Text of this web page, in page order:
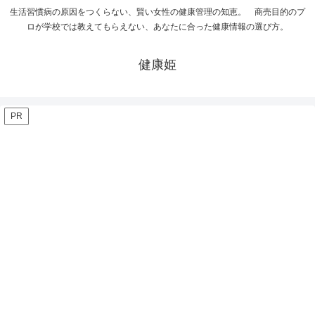
生活習慣病の原因をつくらない、賢い女性の健康管理の知恵。 商売目的のプ
ロが学校では教えてもらえない、あなたに合った健康情報の選び方。
健康姫
PR